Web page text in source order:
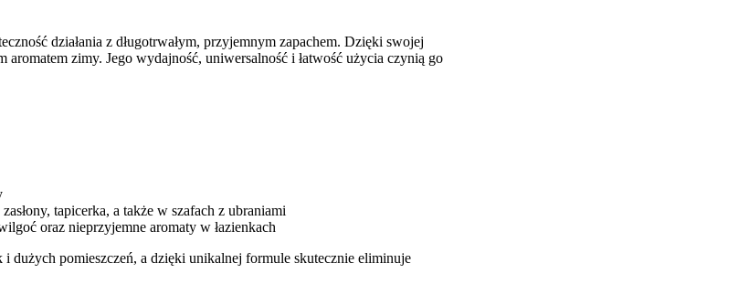
działania z długotrwałym, przyjemnym zapachem. Dzięki swojej
zimy. Jego wydajność, uniwersalność i łatwość użycia czynią go
tapicerka, a także w szafach z ubraniami
oraz nieprzyjemne aromaty w łazienkach
i dużych pomieszczeń, a dzięki unikalnej formule skutecznie eliminuje